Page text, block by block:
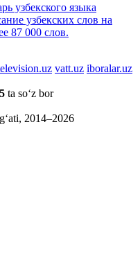
узбекского языка
узбекских слов на
87 000 слов.
vatt.uz iboralar.uz
ta so‘z bor
2014–2026